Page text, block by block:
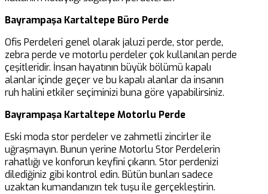
Bayrampaşa Kartaltepe Büro Perde
Ofis Perdeleri genel olarak jaluzi perde, stor perde,
zebra perde ve motorlu perdeler çok kullanılan perde
çeşitleridir. İnsan hayatının büyük bölümü kapalı
alanlar içinde geçer ve bu kapalı alanlar da insanın
ruh halini etkiler seçiminizi buna göre yapabilirsiniz.
Bayrampaşa Kartaltepe Motorlu Perde
Eski moda stor perdeler ve zahmetli zincirler ile
uğraşmayın. Bunun yerine Motorlu Stor Perdelerin
rahatlığı ve konforun keyfini çıkarın. Stor perdenizi
dilediğiniz gibi kontrol edin. Bütün bunları sadece
uzaktan kumandanızın tek tuşu ile gerçekleştirin.